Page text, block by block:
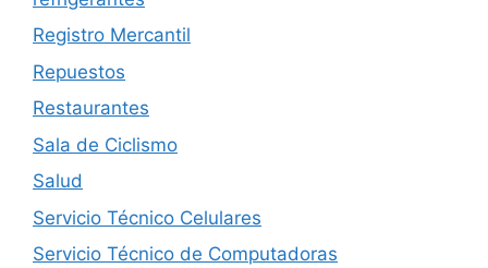
Registro Mercantil
Repuestos
Restaurantes
Sala de Ciclismo
Salud
Servicio Técnico Celulares
Servicio Técnico de Computadoras